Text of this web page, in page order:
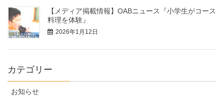
【メディア掲載情報】OABニュース『小学生がコース
料理を体験』
2026年1月12日
カテゴリー
お知らせ